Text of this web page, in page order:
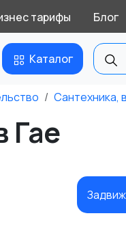
тарифы Блог
Каталог
Сантехника,
Гае